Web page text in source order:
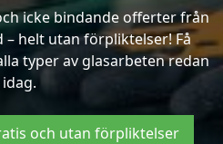
icke bindande offerter från
– helt utan förpliktelser! Få
typer av glasarbeten redan
idag.
och utan förpliktelser